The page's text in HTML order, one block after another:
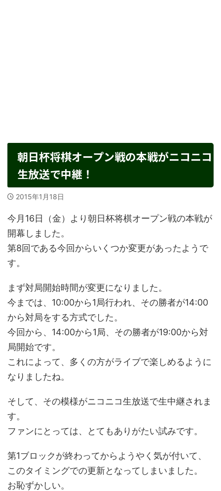
朝日杯将棋オープン戦の本戦がニコニコ
生放送で中継！
2015年1月18日
今月16日（金）より朝日杯将棋オープン戦の本戦が
開幕しました。
第8回である今回からいくつか変更があったようで
す。
まず対局開始時間が変更になりました。
今までは、10:00から1局行われ、その勝者が14:00
から対局をする方式でした。
今回から、14:00から1局、その勝者が19:00から対
局開始です。
これによって、多くの方がライブで楽しめるように
なりましたね。
そして、その模様がニコニコ生放送で生中継されま
す。
ファンにとっては、とてもありがたい試みです。
第1ブロックが終わってからようやく気が付いて、
このタイミングでの更新となってしまいました。
お恥ずかしい。